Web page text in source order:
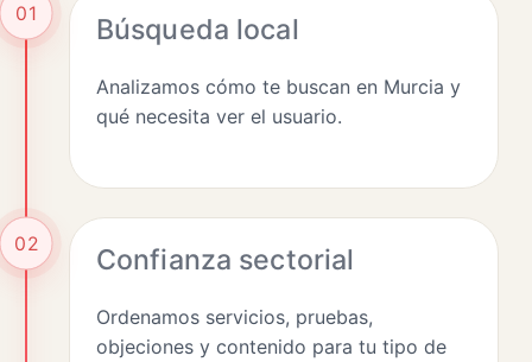
01 Búsqueda local
Analizamos cómo te buscan en Murcia y
qué necesita ver el usuario.
02 Confianza sectorial
Ordenamos servicios, pruebas,
objeciones y contenido para tu tipo de